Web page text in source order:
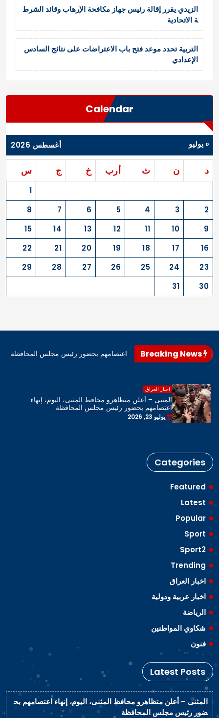
الزيدي يقرر إقالة رئيس جهاز مكافحة الإرهاب وقائد الشرط
ة الاتحادية
التربية تحدد موعد فتح باب الاعتراضات على نتائج السادس
الإعدادي
Calendar
أغسطس 2026
د ن ث أرب خ ج س
1
2
3
4
5
6
7
8
9
10
11
12
13
14
15
16
17
18
19
20
21
22
23
24
25
26
27
28
29
30
31
« يوليو
محافظ المثنى، اليوم، إنهاء اعتصامهم بحضور رئيس مجلس المحافظة
اخبار العراق
المثنى – أعلن متظاهرو محافظ المثنى، اليوم، إنهاء
اعتصامهم بحضور رئيس مجلس المحافظة
يوليو 23, 2026
Categories
Featured
Latest
Popular
Sport
Sport2
Trending
اخبار العراق
اخبار عربية ودولية
الرياضة
شكاوي المواطنين
فنون
Latest Posts
المثنى – أعلن متظاهرو محافظ المثنى، اليوم، إنهاء اعتصامهم بح
ضور رئيس مجلس المحافظة